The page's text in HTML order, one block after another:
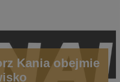
Kania obejmie